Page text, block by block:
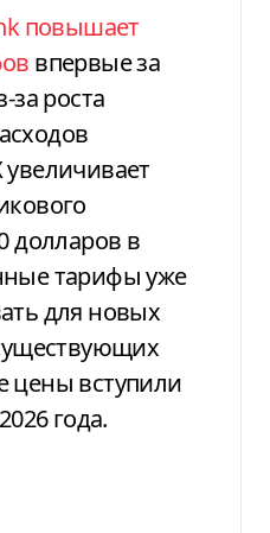
повышает
впервые за
за роста
увеличивает
долларов в
тарифы уже
для новых
цены вступили
года.